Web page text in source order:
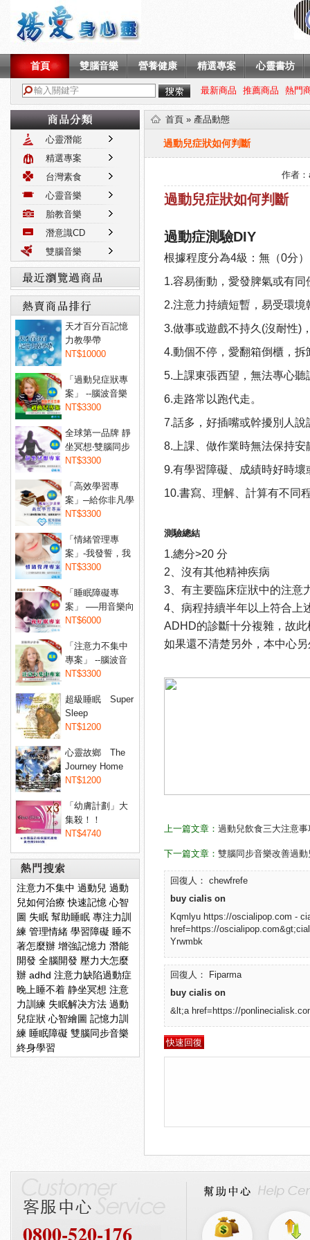
首頁 雙腦音樂 營養健康 精選專案 心靈書坊
最新商品 推薦商品 熱門
心靈潛能
精選專案
台灣素食
心靈音樂
胎教音樂
潛意識CD
雙腦音樂
天才百分百記憶
力教學帶
NT$10000
「過動兒症狀專
案」 --腦波音樂
讓過...
NT$3300
全球第一品牌 靜
坐冥想‧雙腦同步
音...
NT$3300
「高效學習專
案」─給你非凡學
習力！...
NT$3300
「情緒管理專
案」-我發誓，我
不會亂...
NT$3300
「睡眠障礙專
案」 ──用音樂向
睡眠...
NT$6000
「注意力不集中
專案」 --腦波音
樂專...
NT$3300
超級睡眠 Super
Sleep
NT$1200
心靈故鄉 The
Journey Home
NT$1200
「幼膚計劃」大
集殺！！
Dermaxyl@ 菲...
NT$4740
注意力不集中 過動兒 過動
兒如何治療 快速記憶 心智
圖 失眠 幫助睡眠 專注力訓
練 管理情緒 學習障礙 睡不
著怎麼辦 增強記憶力 潛能
開發 全腦開發 壓力大怎麼
辦 adhd 注意力缺陷過動症
晚上睡不着 静坐冥想 注意
力訓練 失眠解决方法 過動
兒症狀 心智繪圖 記憶力訓
練 睡眠障礙 雙腦同步音樂
終身學習
首頁 » 產品動態
過動兒症狀如何判斷
作者：
過動兒症狀如何判斷
過動症測驗DIY
根據程度分為4級：無（0分
1.容易衝動，愛發脾氣或有同
2.注意力持續短暫，易受環
3.做事或遊戲不持久(沒耐性)
4.動個不停，愛翻箱倒櫃，拆
5.上課東張西望，無法專心
6.走路常以跑代走。
7.話多，好插嘴或幹擾別人說
8.上課、做作業時無法保持安
9.有學習障礙、成績時好時壞
10.書寫、理解、計算有不同
測驗總結
1.總分>20 分
2、沒有其他精神疾病
3、有主要臨床症狀中的注意
4、病程持續半年以上符合上
ADHD的診斷十分複雜，故
如果還不清楚另外，本中心另
上一篇文章： 過動兒飲食三大注意事
下一篇文章： 雙腦同步音樂改善過動
回復人： chewfrefe
buy cialis on
Kqmlyu https://oscialipop.com -
href=https://
Yrwmbk
回復人： Fiparma
buy cialis on
&lt;a href=https://
0800-520-176